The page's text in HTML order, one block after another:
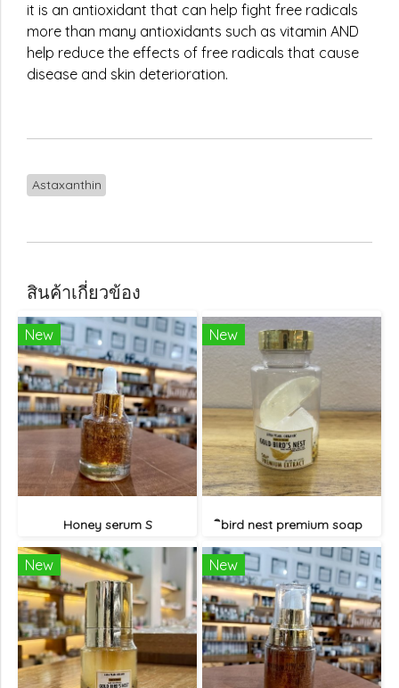
it is an antioxidant that can help fight free radicals
more than many antioxidants such as vitamin AND
help reduce the effects of free radicals that cause
disease and skin deterioration.
Astaxanthin
สินค้าเกี่ยวข้อง
New
Honey serum S
New
ิbird nest premium soap
New New